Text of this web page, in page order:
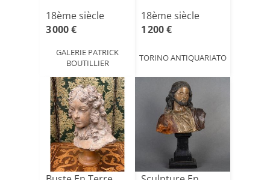
18ème siècle
3 000 €
GALERIE PATRICK
BOUTILLIER
18ème siècle
1 200 €
TORINO ANTIQUARIATO